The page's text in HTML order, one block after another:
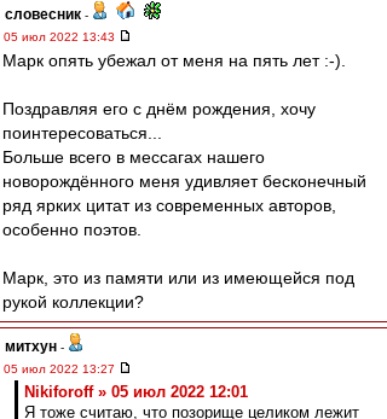
словесник -
05 июл 2022 13:43
Марк опять убежал от меня на пять лет :-).
Поздравляя его с днём рождения, хочу
поинтересоваться...
Больше всего в мессагах нашего
новорождённого меня удивляет бесконечный
ряд ярких цитат из современных авторов,
особенно поэтов.
Марк, это из памяти или из имеющейся под
рукой коллекции?
митхун -
05 июл 2022 13:27
Nikiforoff » 05 июл 2022 12:01
Я тоже считаю, что позорище целиком лежит